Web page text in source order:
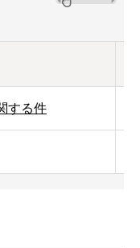
する件